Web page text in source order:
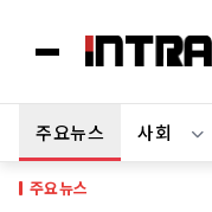
주요뉴스 사회
주요뉴스